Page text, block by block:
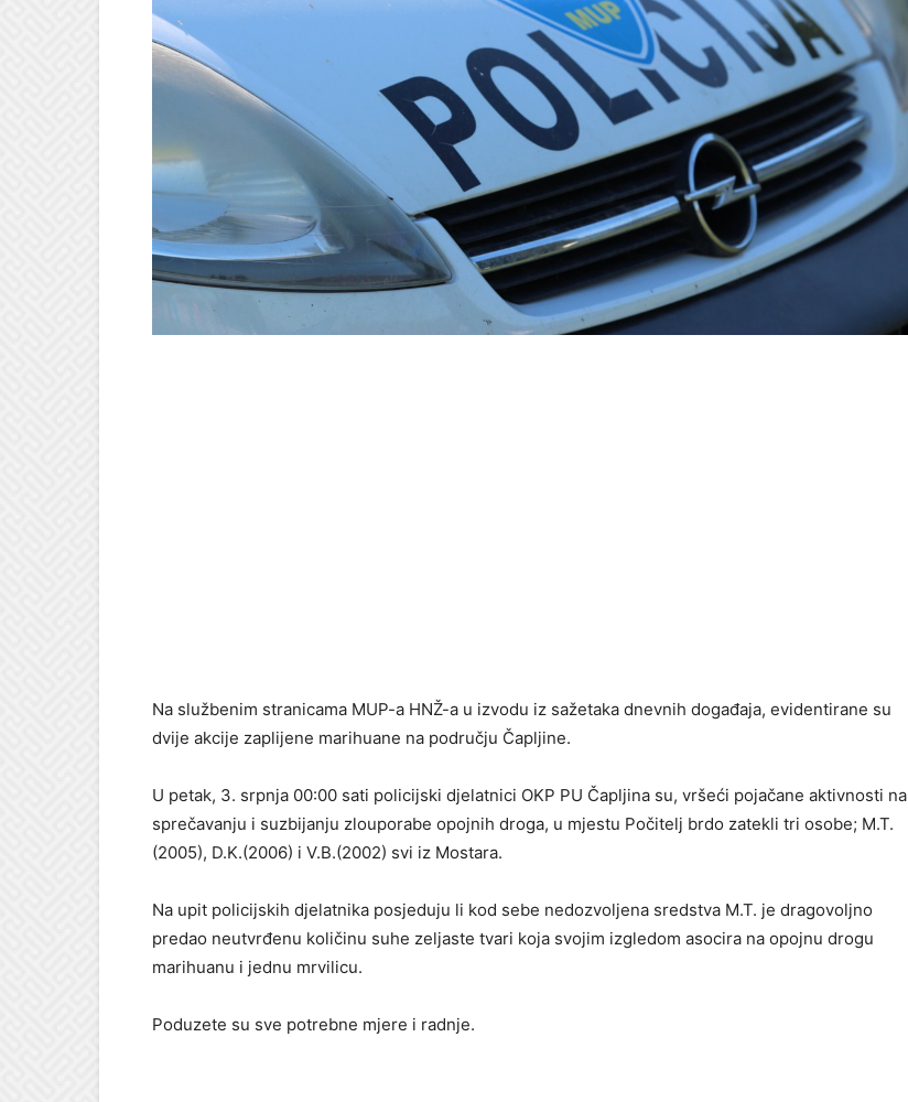
Na službenim stranicama MUP-a HNŽ-a u izvodu iz sažetaka dnevnih događaja, evidentirane su
dvije akcije zaplijene marihuane na području Čapljine.
U petak, 3. srpnja 00:00 sati policijski djelatnici OKP PU Čapljina su, vršeći pojačane aktivnosti na
sprečavanju i suzbijanju zlouporabe opojnih droga, u mjestu Počitelj brdo zatekli tri osobe; M.T.
(2005), D.K.(2006) i V.B.(2002) svi iz Mostara.
Na upit policijskih djelatnika posjeduju li kod sebe nedozvoljena sredstva M.T. je dragovoljno
predao neutvrđenu količinu suhe zeljaste tvari koja svojim izgledom asocira na opojnu drogu
marihuanu i jednu mrvilicu.
Poduzete su sve potrebne mjere i radnje.